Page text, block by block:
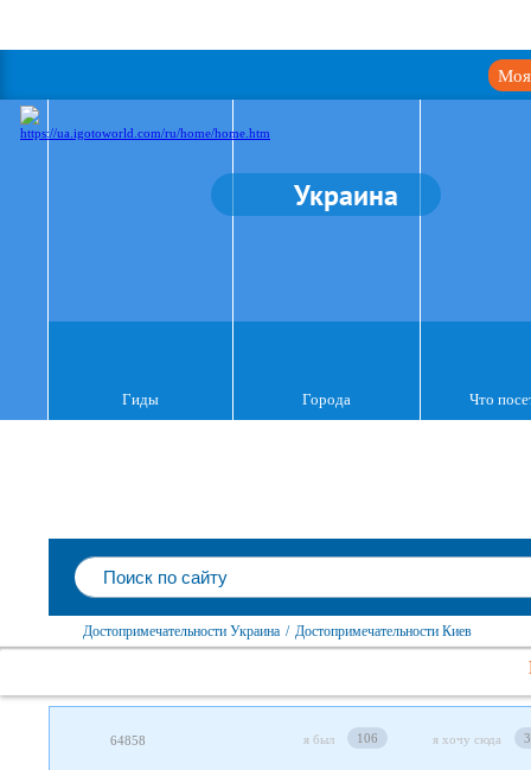
Моя
Украина
Гиды Города Что
Достопримечательности Украина / Достопримечательности Киев
64858 я был 106 я хочу сюда